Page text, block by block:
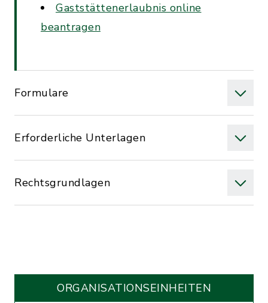
Gaststättenerlaubnis online
beantragen
Formulare
Erforderliche Unterlagen
Rechtsgrundlagen
ORGANISATIONS­EINHEITEN